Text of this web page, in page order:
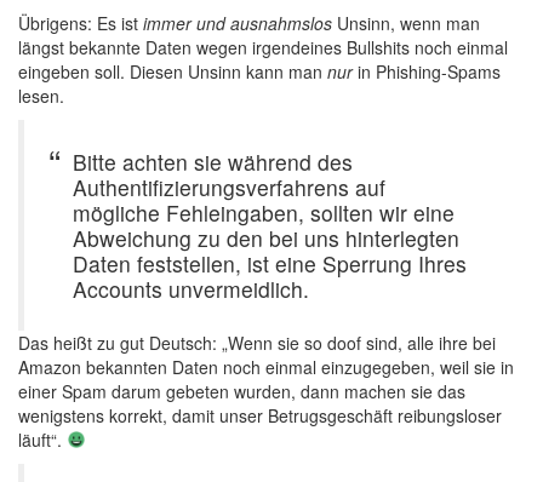
Übrigens: Es ist immer und ausnahmslos Unsinn, wenn man
längst bekannte Daten wegen irgendeines Bullshits noch einmal
eingeben soll. Diesen Unsinn kann man nurin Phishing-Spams
lesen.
Bitte achten sie während des
Authentifizierungsverfahrens auf
mögliche Fehleingaben, sollten wir eine
Abweichung zu den bei uns hinterlegten
Daten feststellen, ist eine Sperrung Ihres
Accounts unvermeidlich.
Das heißt zu gut Deutsch: „Wenn sie so doof sind, alle ihre bei
Amazon bekannten Daten noch einmal einzugegeben, weil sie in
einer Spam darum gebeten wurden, dann machen sie das
wenigstens korrekt, damit unser Betrugsgeschäft reibungsloser
läuft“.